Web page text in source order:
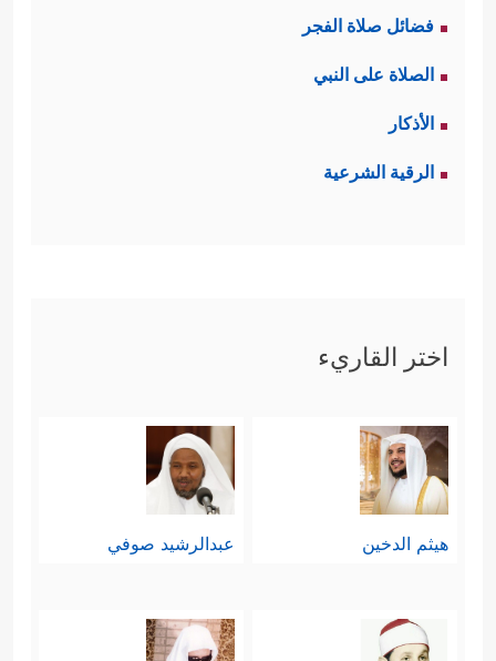
فضائل صلاة الفجر
الصلاة على النبي
الأذكار
الرقية الشرعية
اختر القاريء
هيثم الدخين عبدالرشيد صوفي